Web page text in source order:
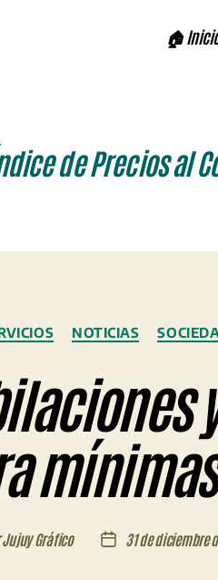
🏠
de Precios al
Categorías
NOTICIAS
Jujuy Gráfico
Fecha31 de diciembre